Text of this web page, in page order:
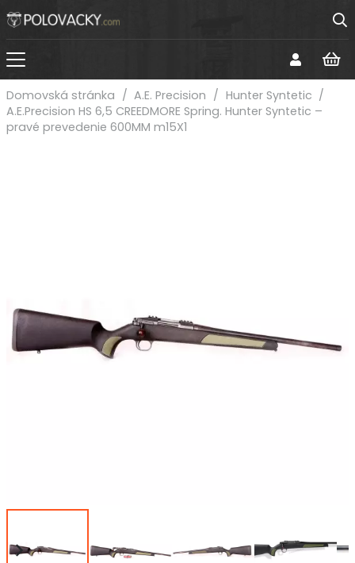
Domovská stránka / A.E. Precision / Hunter Syntetic /
A.E.Precision HS 6,5 CREEDMORE Spring. Hunter Syntetic –
pravé prevedenie 600MM m15X1